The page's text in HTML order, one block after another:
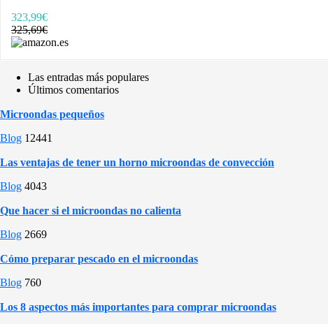
323,99€
325,69€
Las entradas más populares
Últimos comentarios
Microondas pequeños
Blog 12441
Las ventajas de tener un horno microondas de convección
Blog 4043
Que hacer si el microondas no calienta
Blog 2669
Cómo preparar pescado en el microondas
Blog 760
Los 8 aspectos más importantes para comprar microondas